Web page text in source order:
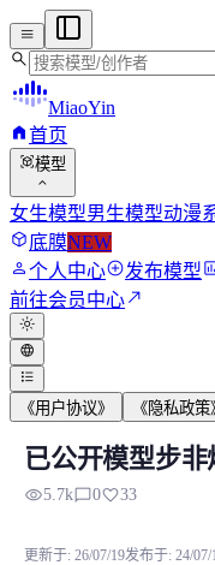
menu
search
MiaoYin
home首页
view_in_ar模型
expand_more
女生模型男生模型动漫
deployed_code底膜NEW
person个人中心add_circle发布模型
前往会员中心north_east
light_mode
language
format_list_bulleted
《用户协议》 《隐私政策
已公开模型步
已公开模型步
visibility5.7kchat_bubble_outline0favorite33
更新于: 26/07/19发布于: 24/07/